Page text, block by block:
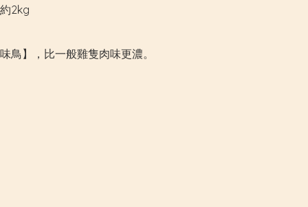
2kg
鳥】，比一般雞隻肉味更濃。